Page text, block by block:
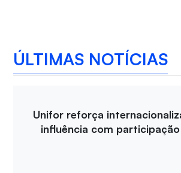
ÚLTIMAS NOTÍCIAS
Unifor reforça
influência com